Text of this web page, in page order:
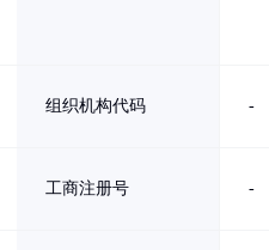
组织机构代码 -
工商注册号 -